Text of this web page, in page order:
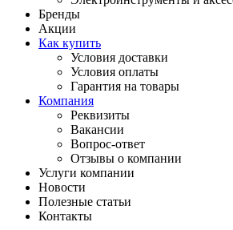
Бренды
Акции
Как купить
Условия доставки
Условия оплаты
Гарантия на товары
Компания
Реквизиты
Вакансии
Вопрос-ответ
Отзывы о компании
Услуги компании
Новости
Полезные статьи
Контакты